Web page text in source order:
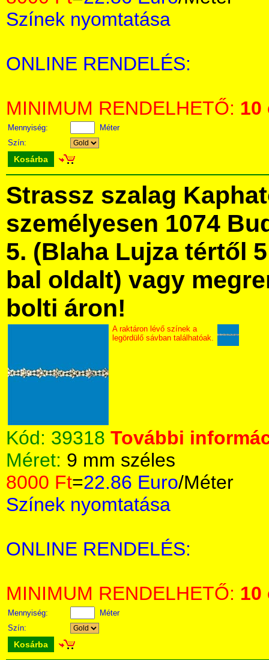
Színek nyomtatása
ONLINE RENDELÉS:
MINIMUM RENDELHETŐ: 10
Mennyiség:
Méter
Szín:
Kosárba
Strassz szalag
személyesen 1074
5. (Blaha Lujza tértől
bal oldalt) vagy
bolti áron!
A raktáron lévő színek a
legördülő sávban találhatóak.
Kód: 39318 További
Méret: 9 mm széles
8000 Ft=22.86 Euro/Méter
Színek nyomtatása
ONLINE RENDELÉS:
MINIMUM RENDELHETŐ: 10
Mennyiség:
Méter
Szín:
Kosárba